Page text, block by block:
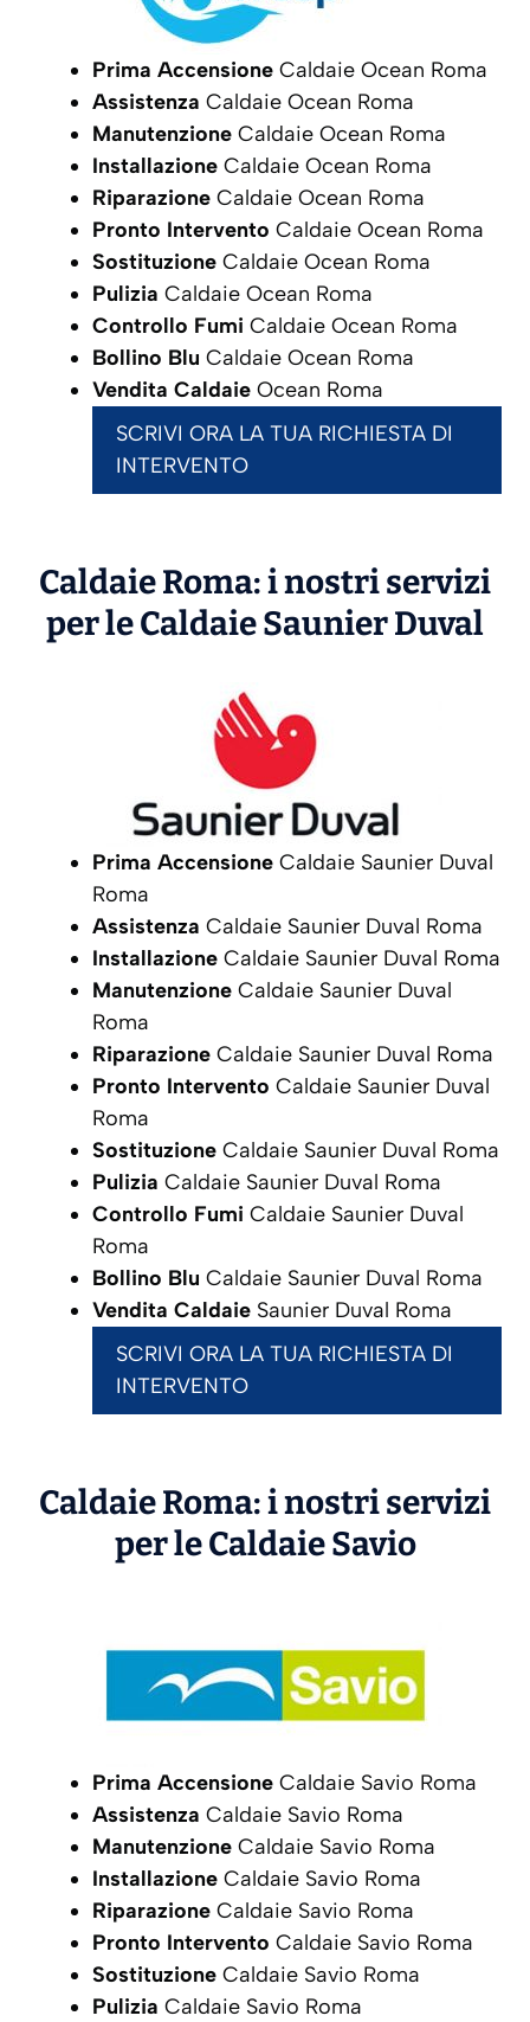
Prima Accensione Caldaie Ocean Roma
Assistenza Caldaie Ocean Roma
Manutenzione Caldaie Ocean Roma
Installazione Caldaie Ocean Roma
Riparazione Caldaie Ocean Roma
Pronto Intervento Caldaie Ocean Roma
Sostituzione Caldaie Ocean Roma
Pulizia Caldaie Ocean Roma
Controllo Fumi Caldaie Ocean Roma
Bollino Blu Caldaie Ocean Roma
Vendita Caldaie Ocean Roma
SCRIVI ORA LA TUA RICHIESTA DI
INTERVENTO
Caldaie Roma: i nostri servizi
per le CaldaieSaunier Duval
Prima Accensione Caldaie Saunier Duval
Roma
Assistenza Caldaie Saunier Duval Roma
Installazione Caldaie Saunier Duval Roma
Manutenzione Caldaie Saunier Duval
Roma
Riparazione Caldaie Saunier Duval Roma
Pronto Intervento Caldaie Saunier Duval
Roma
Sostituzione Caldaie Saunier Duval Roma
Pulizia Caldaie Saunier Duval Roma
Controllo Fumi Caldaie Saunier Duval
Roma
Bollino Blu Caldaie Saunier Duval Roma
Vendita Caldaie Saunier Duval Roma
SCRIVI ORA LA TUA RICHIESTA DI
INTERVENTO
Caldaie Roma: i nostri servizi
per le CaldaieSavio
Prima Accensione Caldaie Savio Roma
Assistenza Caldaie Savio Roma
Manutenzione Caldaie Savio Roma
Installazione Caldaie Savio Roma
Riparazione Caldaie Savio Roma
Pronto Intervento Caldaie Savio Roma
Sostituzione Caldaie Savio Roma
Pulizia Caldaie Savio Roma